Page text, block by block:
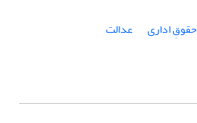
حقوقِ اداری
عدالت